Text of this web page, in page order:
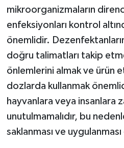
mikroorganizmaların
enfeksiyonları kontrol
önemlidir.
doğru talimatları takip
önlemlerini almak ve ürün
dozlarda kullanmak
hayvanlara veya insanlara
unutulmamalıdır, bu
saklanması ve